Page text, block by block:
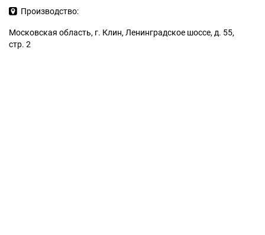
Производство:
Московская область, г. Клин, Ленинградское шоссе, д. 55,
стр. 2